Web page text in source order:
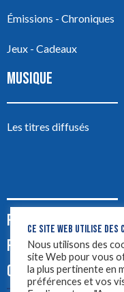
Émissions - Chroniques
Jeux - Cadeaux
MUSIQUE
Les titres diffusés
PODCASTS
PUB
CONTACT
CE SITE WEB UTILISE DES
Nous utilisons des
site Web pour vous
la plus pertinente en
préférences et vos